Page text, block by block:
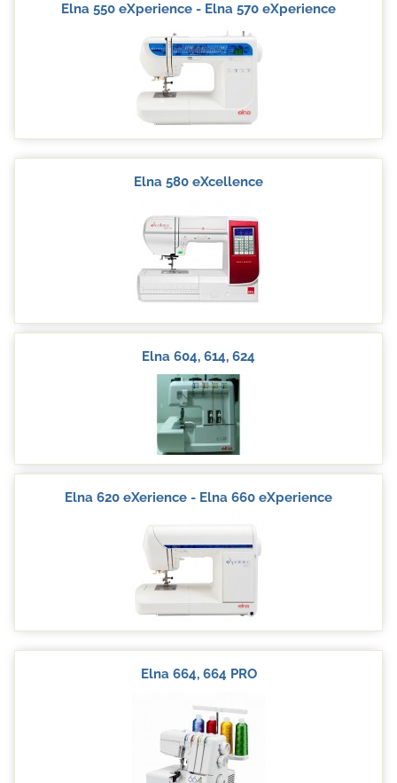
Elna 550 eXperience - Elna 570 eXperience
Elna 580 eXcellence
Elna 604, 614, 624
Elna 620 eXerience - Elna 660 eXperience
Elna 664, 664 PRO